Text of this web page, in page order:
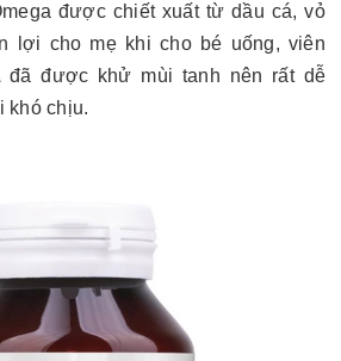
được chiết xuất từ dầu cá, vỏ
lợi cho mẹ khi cho bé uống, viên
đã được khử mùi tanh nên rất dễ
khó chịu.